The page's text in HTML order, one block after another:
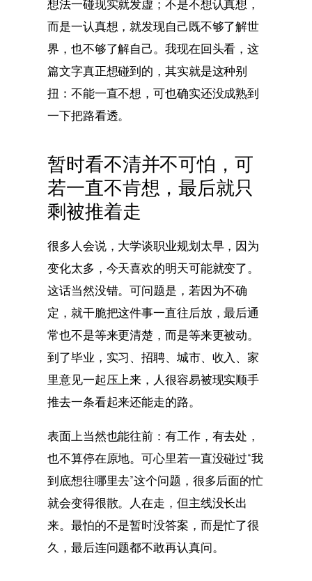
想法一碰现实就发虚；不是不想认真想，
而是一认真想，就发现自己既不够了解世
界，也不够了解自己。我现在回头看，这
篇文字真正想碰到的，其实就是这种别
扭：不能一直不想，可也确实还没成熟到
一下把路看透。
暂时看不清并不可怕，可
若一直不肯想，最后就只
剩被推着走
很多人会说，大学谈职业规划太早，因为
变化太多，今天喜欢的明天可能就变了。
这话当然没错。可问题是，若因为不确
定，就干脆把这件事一直往后放，最后通
常也不是等来更清楚，而是等来更被动。
到了毕业，实习、招聘、城市、收入、家
里意见一起压上来，人很容易被现实顺手
推去一条看起来还能走的路。
表面上当然也能往前：有工作，有去处，
也不算停在原地。可心里若一直没碰过“我
到底想往哪里去”这个问题，很多后面的忙
就会变得很散。人在走，但主线没长出
来。最怕的不是暂时没答案，而是忙了很
久，最后连问题都不敢再认真问。